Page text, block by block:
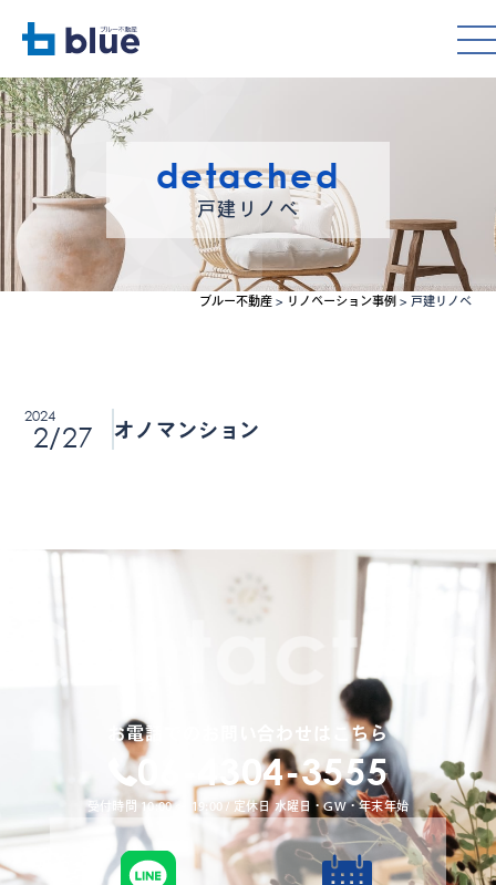
detached
戸建リノべ
ブルー不動産> リノベーション事例 > 戸建リノべ
2024
2/27 オノマンション
お電話でのお問い合わせはこちら
06-4304-3555
受付時間 10:00 〜 19:00 / 定休日 水曜日・GW・年末年始